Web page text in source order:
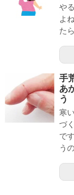
や
よ
た
手
あ
う
寒
づ
で
う